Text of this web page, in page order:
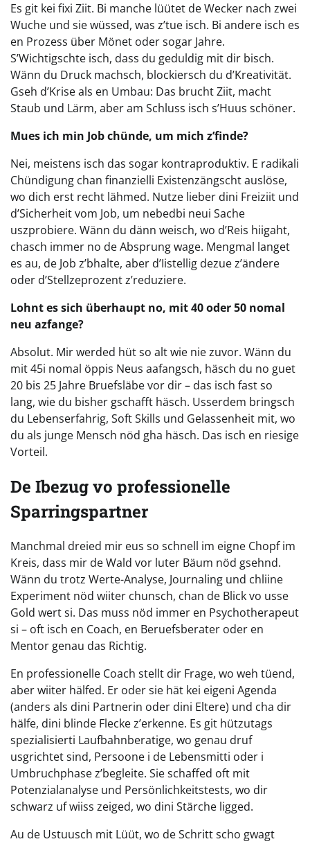
Es git kei fixi Ziit. Bi manche lüütet de Wecker nach zwei
Wuche und sie wüssed, was z’tue isch. Bi andere isch es
en Prozess über Mönet oder sogar Jahre.
S’Wichtigschte isch, dass du geduldig mit dir bisch.
Wänn du Druck machsch, blockiersch du d’Kreativität.
Gseh d’Krise als en Umbau: Das brucht Ziit, macht
Staub und Lärm, aber am Schluss isch s’Huus schöner.
Mues ich min Job chünde, um mich z’finde?
Nei, meistens isch das sogar kontraproduktiv. E radikali
Chündigung chan finanzielli Existenzängscht auslöse,
wo dich erst recht lähmed. Nutze lieber dini Freiziit und
d’Sicherheit vom Job, um nebedbi neui Sache
uszprobiere. Wänn du dänn weisch, wo d’Reis hiigaht,
chasch immer no de Absprung wage. Mengmal langet
es au, de Job z’bhalte, aber d’Iistellig dezue z’ändere
oder d’Stellzeprozent z’reduziere.
Lohnt es sich überhaupt no, mit 40 oder 50 nomal
neu azfange?
Absolut. Mir werded hüt so alt wie nie zuvor. Wänn du
mit 45i nomal öppis Neus aafangsch, häsch du no guet
20 bis 25 Jahre Bruefsläbe vor dir – das isch fast so
lang, wie du bisher gschafft häsch. Usserdem bringsch
du Lebenserfahrig, Soft Skills und Gelassenheit mit, wo
du als junge Mensch nöd gha häsch. Das isch en riesige
Vorteil.
De Ibezug vo professionelle
Sparringspartner
Manchmal dreied mir eus so schnell im eigne Chopf im
Kreis, dass mir de Wald vor luter Bäum nöd gsehnd.
Wänn du trotz Werte-Analyse, Journaling und chliine
Experiment nöd wiiter chunsch, chan de Blick vo usse
Gold wert si. Das muss nöd immer en Psychotherapeut
si – oft isch en Coach, en Beruefsberater oder en
Mentor genau das Richtig.
En professionelle Coach stellt dir Frage, wo weh tüend,
aber wiiter hälfed. Er oder sie hät kei eigeni Agenda
(anders als dini Partnerin oder dini Eltere) und cha dir
hälfe, dini blinde Flecke z’erkenne. Es git hützutags
spezialisierti Laufbahnberatige, wo genau druf
usgrichtet sind, Persoone i de Lebensmitti oder i
Umbruchphase z’begleite. Sie schaffed oft mit
Potenzialanalyse und Persönlichkeitstests, wo dir
schwarz uf wiiss zeiged, wo dini Stärche ligged.
Au de Ustuusch mit Lüüt, wo de Schritt scho gwagt